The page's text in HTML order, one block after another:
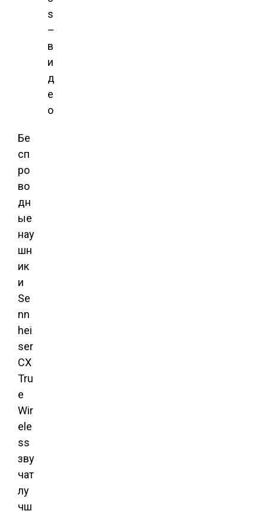
s
–
в
и
д
е
о
Бе
сп
ро
во
дн
ые
нау
шн
ик
и
Se
nn
hei
ser
CX
Tru
e
Wir
ele
ss
зву
чат
лу
чш